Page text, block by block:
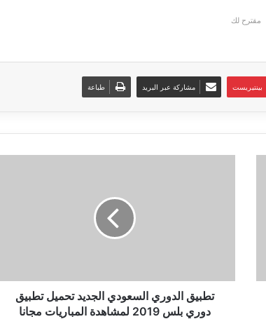
مقترح لك
بينتيريست مشاركة عبر البريد طباعة
2019
لمشاهدة
المباريات
تطبيق الدوري السعودي الجديد تحميل تطبيق
دوري بلس 2019 لمشاهدة المباريات مجانا